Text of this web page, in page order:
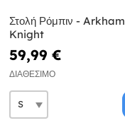
Στολή Ρόμπιν - Arkham
Knight
59,99 €
ΔΙΑΘΈΣΙΜΟ